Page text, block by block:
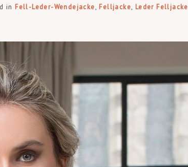
in Fell-Leder-Wendejacke Felljacke Leder Felljacke